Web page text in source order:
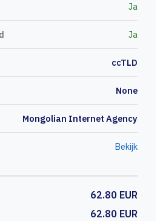
Ja
Ja
ccTLD
None
Mongolian Internet Agency
Bekijk
62.80 EUR
62.80 EUR